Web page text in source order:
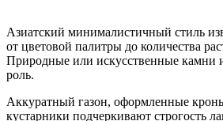
Азиатский минималистичный стиль
от цветовой палитры до количества
Природные или искусственные камни
роль.
Аккуратный газон, оформленные
кустарники подчеркивают строгость